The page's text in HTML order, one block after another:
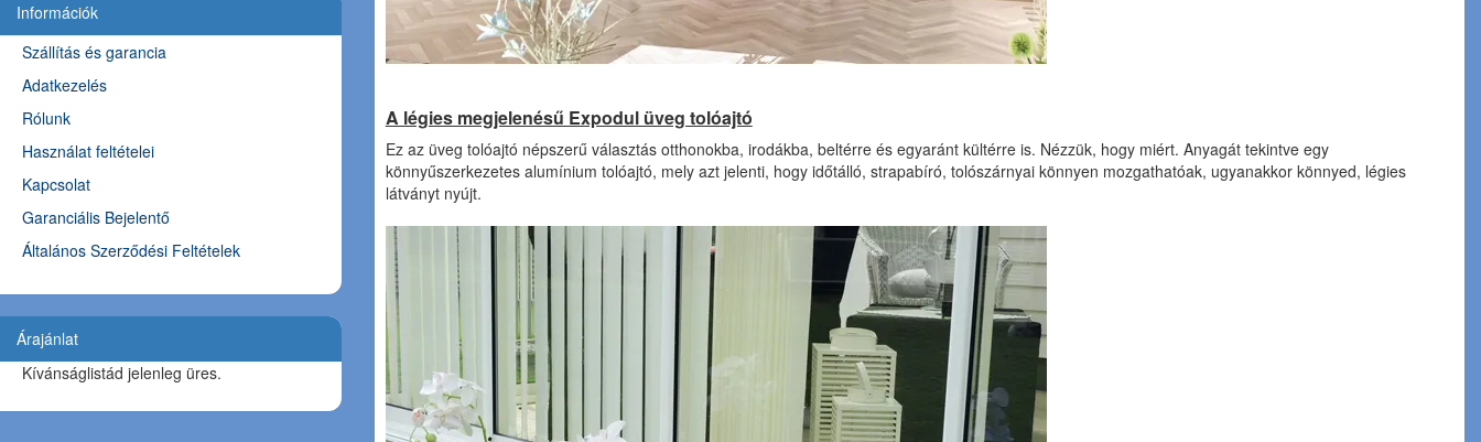
A légies megjelenésű Expodul üveg tolóajtó
Ez az üveg tolóajtó népszerű választás otthonokba, irodákba, beltérre és egyaránt kültérre is. Nézzük, hogy miért. Anyagát tekintve egy
könnyűszerkezetes alumínium tolóajtó, mely azt jelenti, hogy időtálló, strapabíró, tolószárnyai könnyen mozgathatóak, ugyanakkor könnyed, légies
látványt nyújt.
Információk
Szállítás és garancia
Adatkezelés
Rólunk
Használat feltételei
Kapcsolat
Garanciális Bejelentő
Általános Szerződési Feltételek
Árajánlat
Kívánságlistád jelenleg üres.